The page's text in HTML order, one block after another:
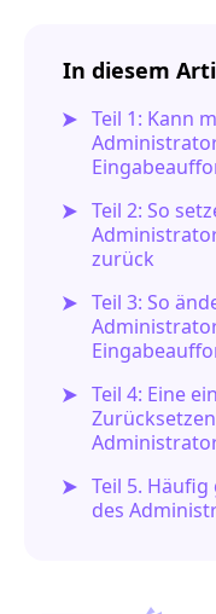
In diesem
Teil 1: Kann
Teil 2: So
zurück
Teil 3: So
Teil 4: Eine
Teil 5.
des